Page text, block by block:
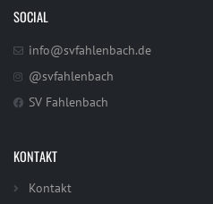
SOCIAL
info@svfahlenbach.de
@svfahlenbach
SV Fahlenbach
KONTAKT
Kontakt